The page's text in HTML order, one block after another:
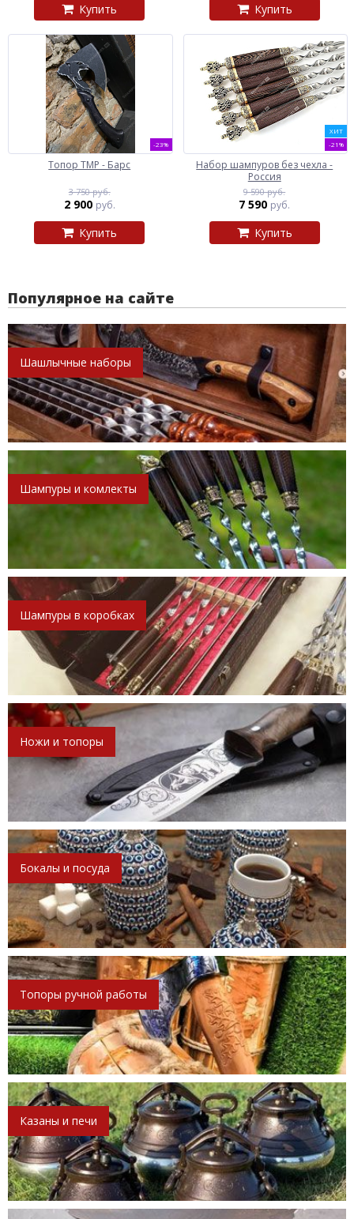
Купить Купить
-23%
Топор ТМР - Барс
3 750 руб.
2 900 руб.
Купить
ХИТ
-21%
Набор шампуров без чехла -
Россия
9 590 руб.
7 590 руб.
Купить
Популярное на сайте
Шашлычные наборы
Шампуры и комлекты
Шампуры в коробках
Ножи и топоры
Бокалы и посуда
Топоры ручной работы
Казаны и печи